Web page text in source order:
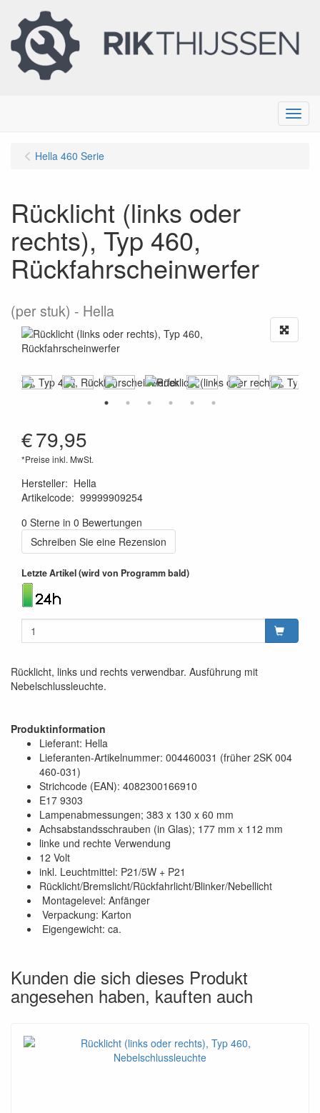
Menu
Hella 460 Serie
Rücklicht (links oder
rechts), Typ 460,
Rückfahrscheinwerfer
(per stuk) Hella
€79,95
*Preise inkl. MwSt.
Hersteller: Hella
Artikelcode: 99999909254
0 Sterne in 0 Bewertungen
Schreiben Sie eine Rezension
Letzte Artikel (wird von Programm bald)
Rücklicht, links und rechts verwendbar. Ausführung mit
Nebelschlussleuchte.
Produktinformation
Lieferant: Hella
Lieferanten-Artikelnummer: 004460031 (früher 2SK 004
460-031)
Strichcode (EAN): 4082300166910
E17 9303
Lampenabmessungen; 383 x 130 x 60 mm
Achsabstandsschrauben (in Glas); 177 mm x 112 mm
linke und rechte Verwendung
12 Volt
inkl. Leuchtmittel: P21/5W + P21
Rücklicht/Bremslicht/Rückfahrlicht/Blinker/Nebellicht
Montagelevel: Anfänger
Verpackung: Karton
Eigengewicht: ca.
Kunden die sich dieses Produkt
angesehen haben, kauften auch